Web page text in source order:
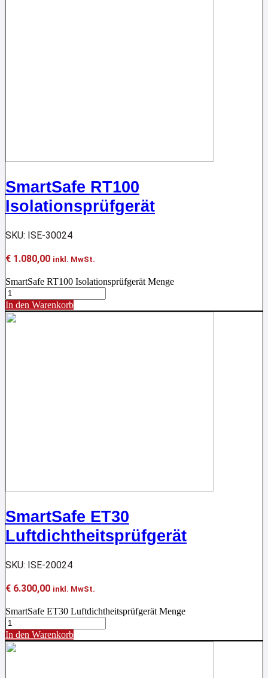
SmartSafe RT100
Isolationsprüfgerät
SKU: ISE-30024
€ 1.080,00 inkl. MwSt.
SmartSafe RT100 Isolationsprüfgerät Menge
In den Warenkorb
SmartSafe ET30
Luftdichtheitsprüfgerät
SKU: ISE-20024
€ 6.300,00 inkl. MwSt.
SmartSafe ET30 Luftdichtheitsprüfgerät Menge
In den Warenkorb